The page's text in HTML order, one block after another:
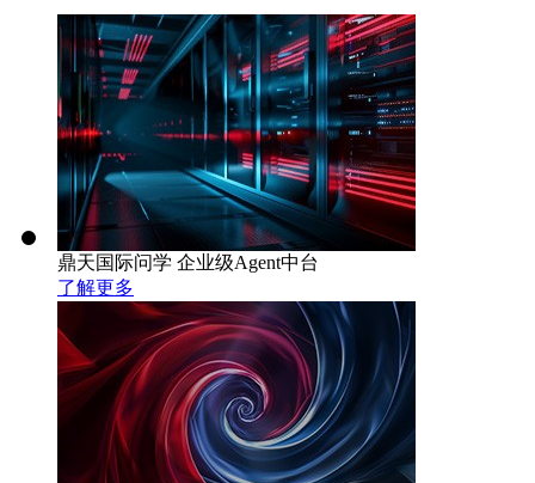
鼎天国际问学 企业级Agent中台
了解更多